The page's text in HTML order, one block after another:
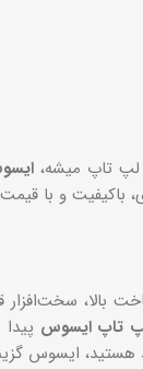
تاپ میشه،
باکیفیت و با
تاپ ایسوس
ایسوس